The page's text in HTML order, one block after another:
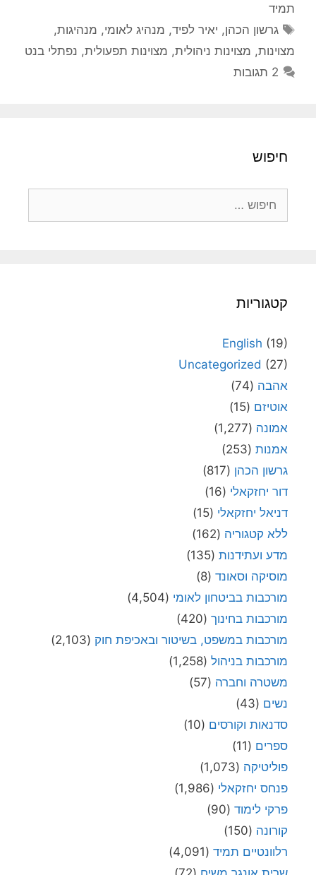
תמיד
תגיות
גרשון הכהן, יאיר לפיד, מנהיג לאומי, מנהיגות,
מצוינות, מצוינות ניהולית, מצוינות תפעולית, נפתלי בנט
2 תגובות
חיפוש
קטגוריות
English (19)
Uncategorized (27)
אהבה (74)
אוטיזם (15)
אמונה (1,277)
אמנות (253)
גרשון הכהן (817)
דור יחזקאלי (16)
דניאל יחזקאלי (15)
ללא קטגוריה (162)
מדע ועתידנות (135)
מוסיקה וסאונד (8)
מורכבות בביטחון לאומי (4,504)
מורכבות בחינוך (420)
מורכבות במשפט, בשיטור ובאכיפת חוק (2,103)
מורכבות בניהול (1,258)
משטרה וחברה (57)
נשים (43)
סדנאות וקורסים (10)
ספרים (11)
פוליטיקה (1,073)
פנחס יחזקאלי (1,986)
פרקי לימוד (90)
קורונה (150)
רלוונטיים תמיד (4,091)